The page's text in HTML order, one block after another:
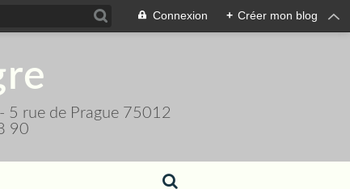
Connexion + Créer mon blog
5 rue de Prague 75012
90